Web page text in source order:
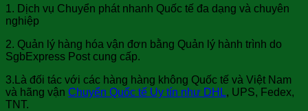
1. Dịch vụ Chuyển phát nhanh Quốc tế đa dạng và chuyên
nghiệp
2. Quản lý hàng hóa vận đơn bằng Quản lý hành trình do
SgbExpress Post cung cấp.
3.Là đối tác với các hàng hàng không Quốc tế và Việt Nam
và hãng vận Chuyển Quốc tế Uy tín như DHL, UPS, Fedex,
TNT.